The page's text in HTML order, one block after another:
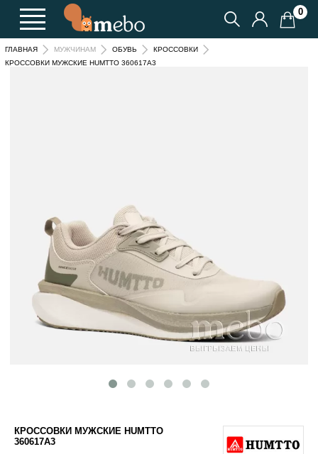
0
ГЛАВНАЯ МУЖЧИНАМ ОБУВЬ
КРОССОВКИ
КРОССОВКИ МУЖСКИЕ HUMTTO 360617A3
КРОССОВКИ МУЖСКИЕ HUMTTO
360617A3